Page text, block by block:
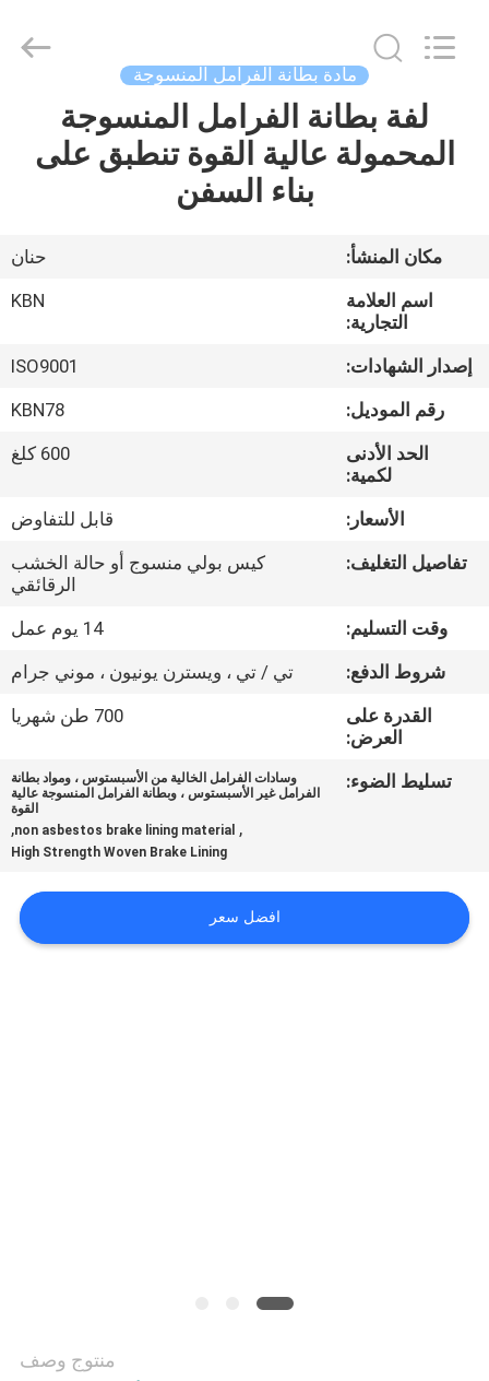
مسكن
معلومات
جولة
المعمل
مراقبة
الجودة
اتصل
اطلب
PRIVACY
مادة بطانة الفرامل المنسوجة
لفة بطانة الفرامل المنسوجة
المحمولة عالية القوة تنطبق على
بناء السفن
مكان المنشأ:
حنان
اسم العلامة
التجارية:
KBN
إصدار الشهادات:
ISO9001
رقم الموديل:
KBN78
الحد الأدنى
لكمية:
600 كلغ
الأسعار:
قابل للتفاوض
تفاصيل التغليف:
كيس بولي منسوج أو حالة الخشب
الرقائقي
وقت التسليم:
14 يوم عمل
شروط الدفع:
تي / تي ، ويسترن يونيون ، موني جرام
القدرة على
العرض:
700 طن شهريا
تسليط الضوء:
وسادات الفرامل الخالية من الأسبستوس ، ومواد بطانة
الفرامل غير الأسبستوس ، وبطانة الفرامل المنسوجة عالية
القوة
,
non asbestos brake lining material
,
High Strength Woven Brake Lining
افضل سعر
منتوج وصف